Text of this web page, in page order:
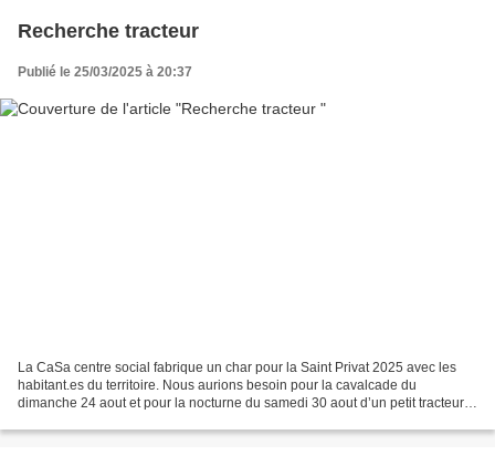
Recherche tracteur
Publié le 25/03/2025 à 20:37
La CaSa centre social fabrique un char pour la Saint Privat 2025 avec les
habitant.es du territoire. Nous aurions besoin pour la cavalcade du
dimanche 24 aout et pour la nocturne du samedi 30 aout d’un petit tracteur